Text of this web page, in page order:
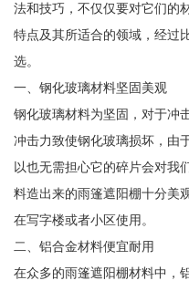
法和技巧，不仅仅要对它们的
特点及其所适合的领域，经过
选。
一、钢化玻璃材料坚固美观
钢化玻璃材料为坚固，对于冲
冲击力致使钢化玻璃损坏，由
以也无需担心它的碎片会对我
料造出来的雨篷遮阳棚十分美
在写字楼或者小区使用。
二、铝合金材料便宜耐用
在众多的雨篷遮阳棚材料中，